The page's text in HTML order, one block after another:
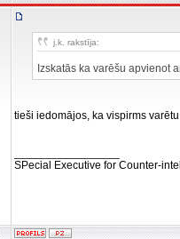
j.k. rakstīja:
Izskatās ka varēšu apvienot
tieši iedomājos, ka vispirms
SPecial Executive for Counter-